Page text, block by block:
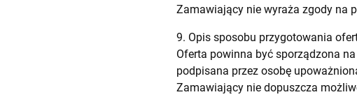
Zamawiający nie wyraża zgody na
9. Opis sposobu przygotowania
Oferta powinna być sporządzona
podpisana przez osobę
Zamawiający nie dopuszcza